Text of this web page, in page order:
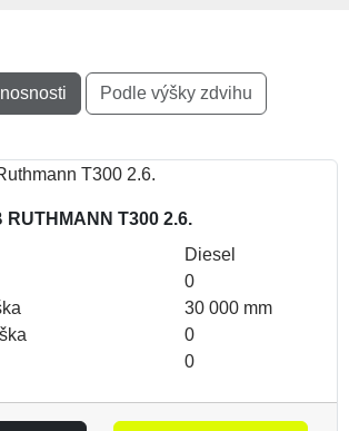
Podle výšky zdvihu
RUTHMANN T300 2.6.
Diesel
0
30 000 mm
0
0